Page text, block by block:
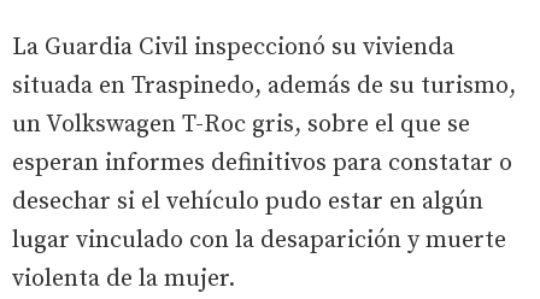
La Guardia Civil inspeccionó su vivienda
situada en Traspinedo, además de su turismo,
un Volkswagen T-Roc gris, sobre el que se
esperan informes definitivos para constatar o
desechar si el vehículo pudo estar en algún
lugar vinculado con la desaparición y muerte
violenta de la mujer.